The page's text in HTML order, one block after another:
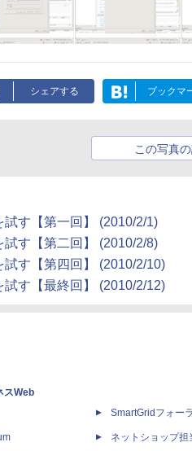
シェアする ブックマ
この写真
す【第一回】 (2010/2/1)
す【第二回】 (2010/2/8)
す【第四回】 (2010/2/10)
す【最終回】 (2010/2/12)
スWeb
SmartGridフォー
ネットショップ担